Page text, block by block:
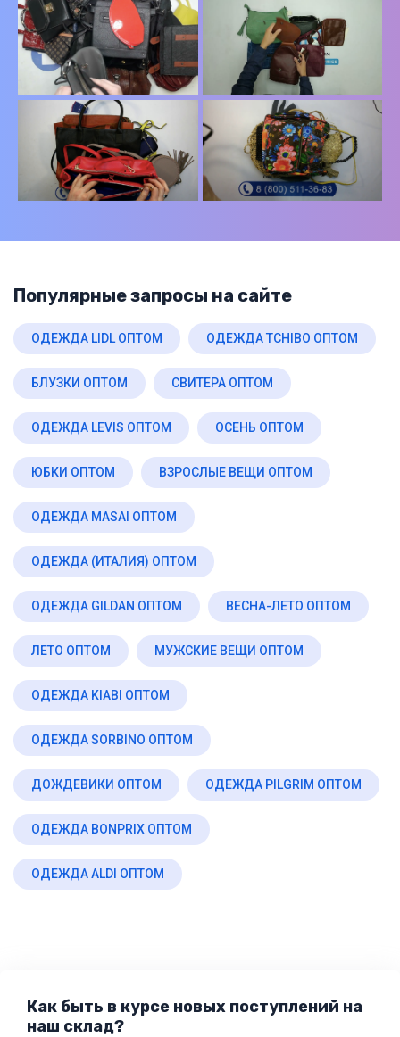
Популярные запросы на сайте
ОДЕЖДА LIDL ОПТОМ ОДЕЖДА TCHIBO ОПТОМ
БЛУЗКИ ОПТОМ СВИТЕРА ОПТОМ
ОДЕЖДА LEVIS ОПТОМ ОСЕНЬ ОПТОМ
ЮБКИ ОПТОМ ВЗРОСЛЫЕ ВЕЩИ ОПТОМ
ОДЕЖДА MASAI ОПТОМ
ОДЕЖДА (ИТАЛИЯ) ОПТОМ
ОДЕЖДА GILDAN ОПТОМ ВЕСНА-ЛЕТО ОПТОМ
ЛЕТО ОПТОМ МУЖСКИЕ ВЕЩИ ОПТОМ
ОДЕЖДА KIABI ОПТОМ
ОДЕЖДА SORBINO ОПТОМ
ДОЖДЕВИКИ ОПТОМ ОДЕЖДА PILGRIM ОПТОМ
ОДЕЖДА BONPRIX ОПТОМ
ОДЕЖДА ALDI ОПТОМ
Как быть в курсе новых поступлений на
наш склад?